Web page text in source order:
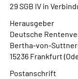
29 SGB IV in
Herausgeber
Deutsche
Bertha-von-
15236 Frankfurt
Postanschrift